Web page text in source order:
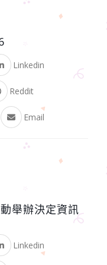
Linkedin
Reddit
Email
舉辦決定資訊
Linkedin